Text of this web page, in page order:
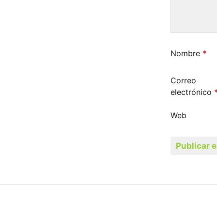
Nombre *
Correo
electrónico
Web